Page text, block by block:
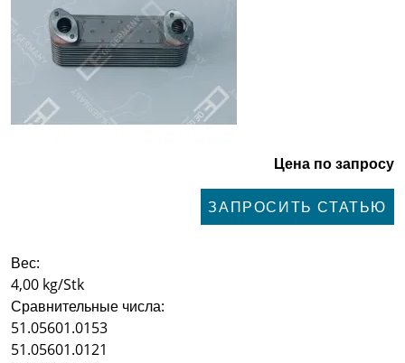
Цена по запросу
ЗАПРОСИТЬ СТАТЬЮ
Вес:
4,00 kg/Stk
Сравнительные числа:
51.05601.0153
51.05601.0121